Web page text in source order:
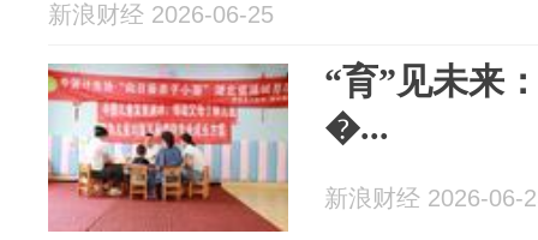
新浪财经 2026-06-25
“育”见未来
�...
新浪财经 2026-06-